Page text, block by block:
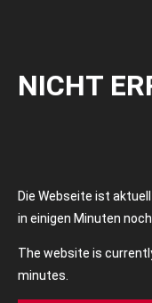
NICHT
Die Webseite ist
in einigen Minuten
The website is
minutes.